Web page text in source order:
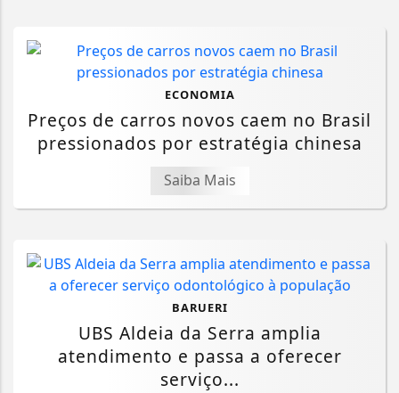
ECONOMIA
Preços de carros novos caem no Brasil
pressionados por estratégia chinesa
Saiba Mais
BARUERI
UBS Aldeia da Serra amplia
atendimento e passa a oferecer
serviço...